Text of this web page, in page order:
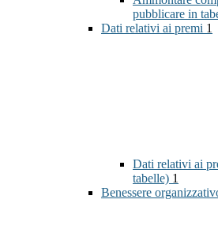
pubblicare in
Dati relativi ai premi 1
Dati relativi ai
tabelle) 1
Benessere